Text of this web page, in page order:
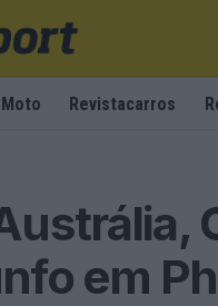
Revistacarros
em